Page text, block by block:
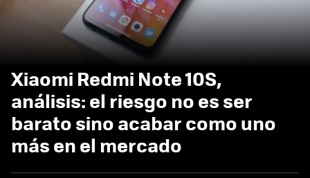
Xiaomi Redmi Note 10S,
análisis: el riesgo no es ser
barato sino acabar como uno
más en el mercado